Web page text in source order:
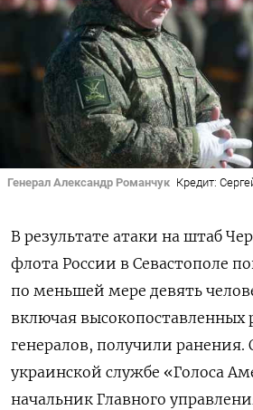
Генерал Александр Романчук Кредит:
В результате атаки на штаб
флота России в Севастополе
по меньшей мере девять
включая высокопоставленных
генералов, получили ранения.
украинской службе «Голоса
начальник Главного